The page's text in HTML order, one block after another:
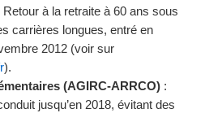
à la retraite à 60 ans sous
carrières longues, entré en
2012 (voir sur
).
(AGIRC-ARRCO):
jusqu’en 2018, évitant des